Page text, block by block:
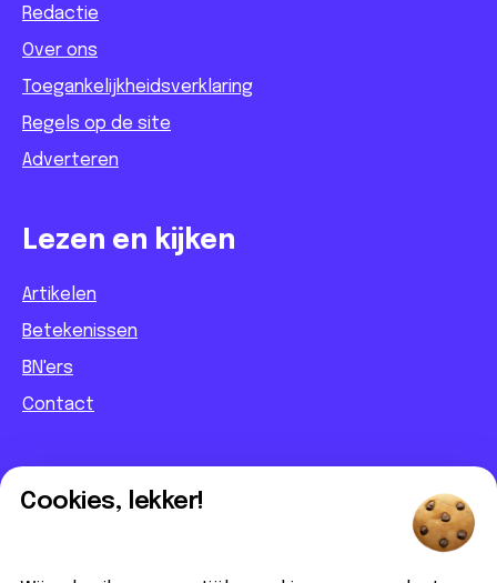
Redactie
Over ons
Toegankelijkheidsverklaring
Regels op de site
Adverteren
Lezen en kijken
Artikelen
Betekenissen
BN'ers
Contact
Informatief
Partnerbijdrage
Cookies, lekker!